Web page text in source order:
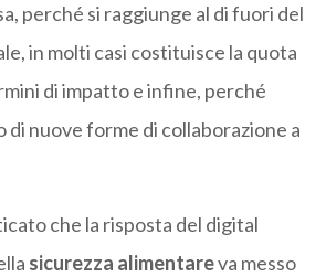
perché si raggiunge al di fuori del
in molti casi costituisce la quota
di impatto e infine, perché
di nuove forme di collaborazione a
che la risposta del digital
sicurezza alimentareva messo